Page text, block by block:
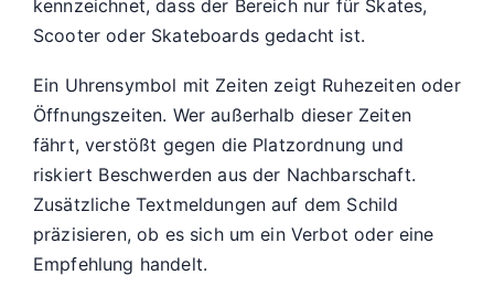
kennzeichnet, dass der Bereich nur für Skates,
Scooter oder Skateboards gedacht ist.
Ein Uhrensymbol mit Zeiten zeigt Ruhezeiten oder
Öffnungszeiten. Wer außerhalb dieser Zeiten
fährt, verstößt gegen die Platzordnung und
riskiert Beschwerden aus der Nachbarschaft.
Zusätzliche Textmeldungen auf dem Schild
präzisieren, ob es sich um ein Verbot oder eine
Empfehlung handelt.